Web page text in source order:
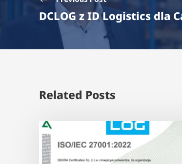
DCLOG z ID Logistics dla
Related Posts